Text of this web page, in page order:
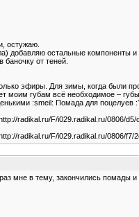
остужаю.
добавляю остальные компоненты
от теней.
эфиры. Для зимы, когда были
моим губам всё необходимое –
:smeil: Помада для поцелуев
radikal.ru/F/i029.radikal.ru/0806/d5/
radikal.ru/F/i029.radikal.ru/0806/f7/
мне в тему, закончились помады и